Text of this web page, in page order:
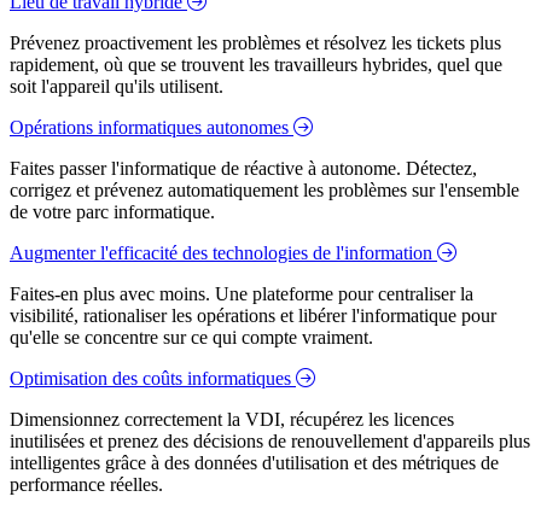
Prévenez proactivement les problèmes et résolvez les tickets plus
rapidement, où que se trouvent les travailleurs hybrides, quel que
soit l'appareil qu'ils utilisent.
Opérations informatiques autonomes
Faites passer l'informatique de réactive à autonome. Détectez,
corrigez et prévenez automatiquement les problèmes sur l'ensemble
de votre parc informatique.
Augmenter l'efficacité des technologies de l'information
Faites-en plus avec moins. Une plateforme pour centraliser la
visibilité, rationaliser les opérations et libérer l'informatique pour
qu'elle se concentre sur ce qui compte vraiment.
Optimisation des coûts informatiques
Dimensionnez correctement la VDI, récupérez les licences
inutilisées et prenez des décisions de renouvellement d'appareils plus
intelligentes grâce à des données d'utilisation et des métriques de
performance réelles.